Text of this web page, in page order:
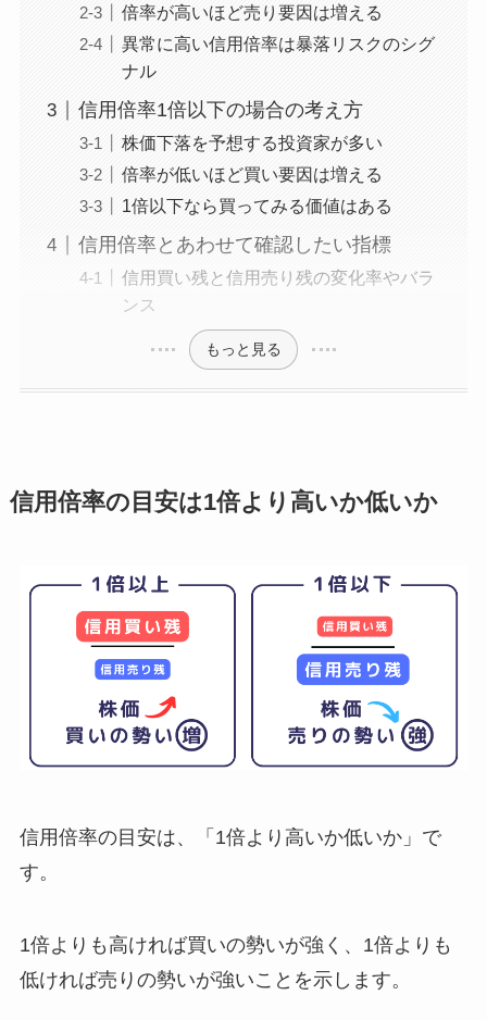
倍率が高いほど売り要因は増える
異常に高い信用倍率は暴落リスクのシグ
ナル
信用倍率1倍以下の場合の考え方
株価下落を予想する投資家が多い
倍率が低いほど買い要因は増える
1倍以下なら買ってみる価値はある
信用倍率とあわせて確認したい指標
信用買い残と信用売り残の変化率やバラ
ンス
もっと見る
信用倍率の目安は1倍より高いか低いか
信用倍率の目安は、「1倍より高いか低いか」で
す。
1倍よりも高ければ買いの勢いが強く、1倍よりも
低ければ売りの勢いが強いことを示します。